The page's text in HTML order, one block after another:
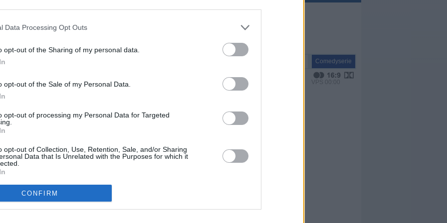
Data Processing Opt Outs
opt-out of the Sharing of my personal data.
opt-out of the Sale of my Personal Data.
opt-out of processing my Personal Data for Targeted
opt-out of Collection, Use, Retention, Sale, and/or Sharing
Data that Is Unrelated with the Purposes for which it
CONFIRM
Comedyserie
VPS 00:00
an Weihnachten übt, übernimmt Mike die Organisation des
Eindruck bekommt, dass Mike den Job viel besser erledigt, als sie es
müssen die beiden versuchen, Brick dabei zu helfen, ein Problem zu
kommt.
und ihren drei Kindern Axl, Sue und Brick in der amerikanischen Stadt
erfolgreich die Schule bestreiten, versuchen Mutter Frankie und
Chaos einigermaßen unter Kontrolle zu halten und genug Geld zu